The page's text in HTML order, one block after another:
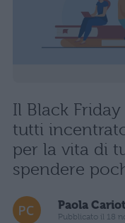
Il Black
tutti
per la vita di
spendere
Paola
Pubblicato il 18